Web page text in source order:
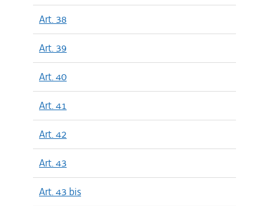
Art. 38
Art. 39
Art. 40
Art. 41
Art. 42
Art. 43
Art. 43 bis